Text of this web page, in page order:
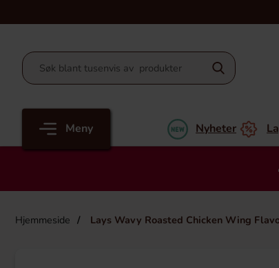
Meny Nyheter
Hjemmeside Lays Wavy Roasted Chicken Wing